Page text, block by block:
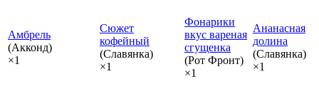
Амбрель
(Акконд)
×1
Сюжет
кофейный
(Славянка)
×1
Фонарики
вкус вареная
сгущенка
(Рот Фронт)
×1
Ананасная
долина
(Славянка)
×1